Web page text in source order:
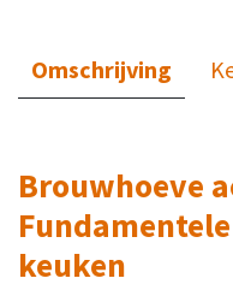
Omschrijving
Brouwhoeve
keuken